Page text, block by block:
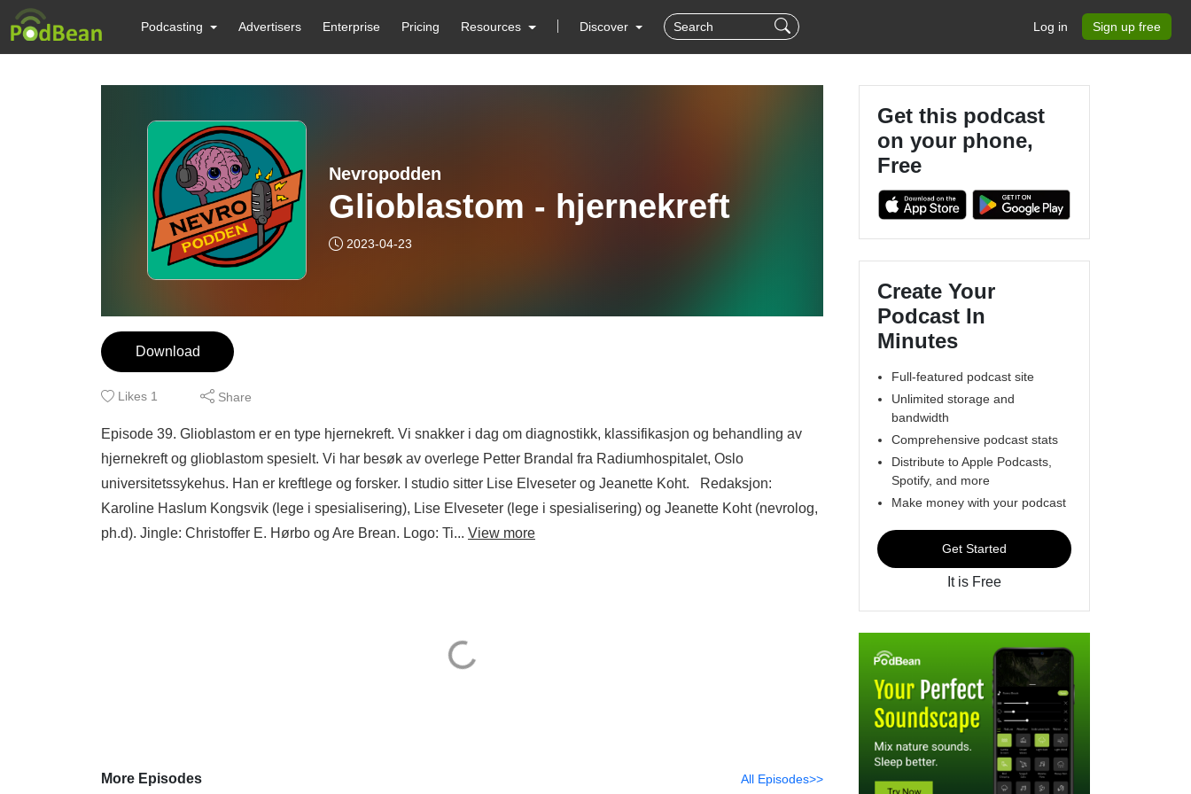
Podcasting Advertisers Enterprise Pricing Resources Discover Log in Sign up free
Nevropodden
Glioblastom - hjernekreft
2023-04-23
Download
Likes 1 Share
Episode 39. Glioblastom er en type hjernekreft. Vi snakker i dag om diagnostikk, klassifikasjon og behandling av
hjernekreft og glioblastom spesielt. Vi har besøk av overlege Petter Brandal fra Radiumhospitalet, Oslo
universitetssykehus. Han er kreftlege og forsker. I studio sitter Lise Elveseter og Jeanette Koht. Redaksjon:
Karoline Haslum Kongsvik (lege i spesialisering), Lise Elveseter (lege i spesialisering) og Jeanette Koht (nevrolog,
ph.d). Jingle: Christoffer E. Hørbo og Are Brean. Logo: Ti... View more
More Episodes All Episodes>>
Get this podcast
on your phone,
Free
Create Your
Podcast In
Minutes
Full-featured podcast site
Unlimited storage and
bandwidth
Comprehensive podcast stats
Distribute to Apple Podcasts,
Spotify, and more
Make money with your podcast
Get Started
It is Free